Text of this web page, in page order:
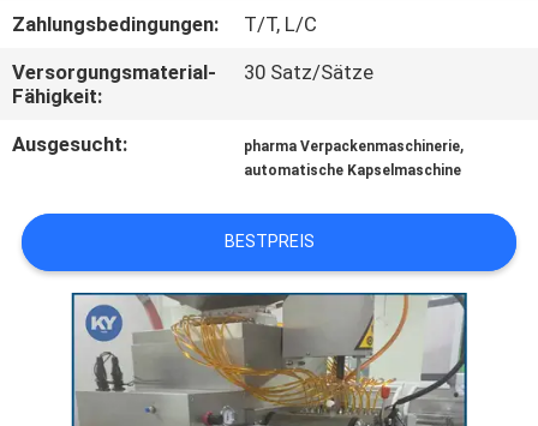
EIN
ANGEBOT
SITEMAP
PRIVACY
POLICY
Zahlungsbedingungen:
T/T, L/C
Versorgungsmaterial-
Fähigkeit:
30 Satz/Sätze
Ausgesucht: pharma Verpackenmaschinerie,
automatische Kapselmaschine
BESTPREIS